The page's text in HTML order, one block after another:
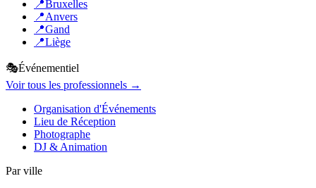
📍Bruxelles
📍Anvers
📍Gand
📍Liège
🎭Événementiel
Voir tous les professionnels →
Organisation d'Événements
Lieu de Réception
Photographe
DJ & Animation
Par ville